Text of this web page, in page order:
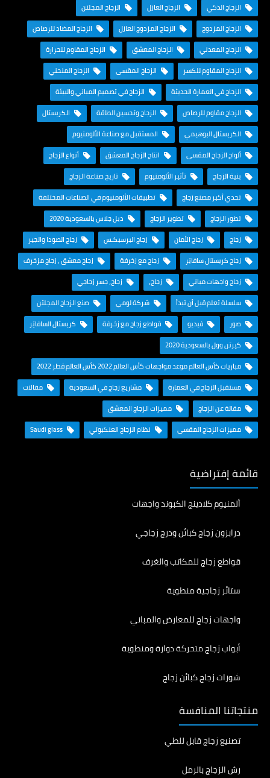
الزجاج الذكي
الزجاج العازل
الزجاج المجلتن
الزجاج المزدوج
الزجاج المزدوج العازل
الزجاج المضاد للرصاص
الزجاج المعدني
الزجاج المعشق
الزجاج المقاوم للحرارة
الزجاج المقاوم للكسر
الزجاج المقسى
الزجاج المنحني
الزجاج في العمارة الحديثة
الزجاج في تصميم المباني والبيئة
الزجاج مقاوم للرصاص
الزجاج وتحسين الطاقة
الكريستال
الكريستال البوهيمي
المستقبل مع صناعة الألومنيوم
ألواح الزجاج المقسى
انتاج الزجاج المعشق
أنواع الزجاج
بنية الزجاج
تأثير الألومنيوم
تاريخ صناعة الزجاج
تحدي أكبر مصنع زجاج
تطبيقات الألومنيوم في الصناعات المختلفة
تطور الزجاج
تطوير الزجاج
دبل جلاس بالسعودية 2020
زجاج
زجاج الأمان زجاج البرسبكـس
زجاج الصودا والجير
زجاج كريستال سافايَر
زجاج مع زخرفة
زجاج معشق ، زجاج مزخرف
زجاج واجهات مباني
زجاج،
زجاج، جسر زجاجي
سلسلة تعلم قبل أن تبدأ
شركة لومي
صنع الزجاج المجلتن
صور
فيديو قواطع زجاج مع زخرفة
كريستال السافايَر
كيرتن وول بالسعودية 2020
مباريات كأس العالم موعد مواجهات كأس العالم 2022 كأس العالم قطر 2022
مستقبل الزجاج في العمارة
مشاريع زجاج في السعودية
مقالات
مقالة عن الزجاج
مميزات الزجاج المعشق
مميزات الزجاج المقسى
نظام الزجاج العنكبوتي
قائمة إفتراضية
ألمنيوم كلادينج الكبوند واجهات
درابزون زجاج كبائن ودرج زجاجي
قواطع زجاج للمكاتب والغرف
ستائر زجاجية منطوية
واجهات زجاج للمعارض والمباني
أبواب زجاج متحركة دوارة ومنطوية
شورات زجاج كبائن زجاج
منتجاتنا المنافسة
تصنيع زجاج قابل للطي
رش الزجاج بالرمل